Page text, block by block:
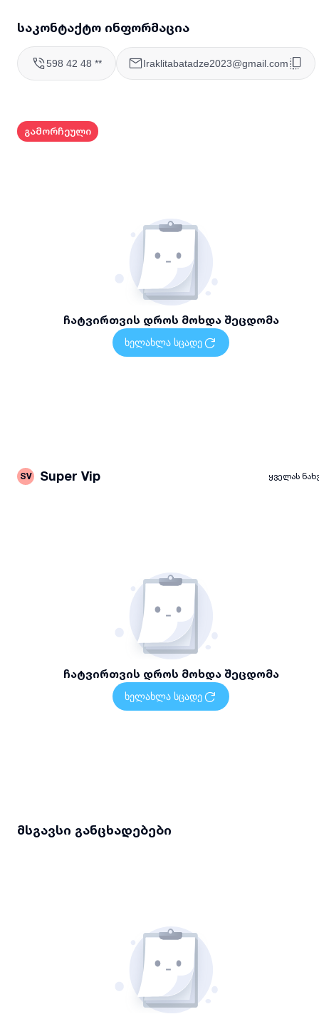
ინდივიდუალური მიდგომა თითოეულ პროექტთან
დასრულებული მასალების ხარისხის გარანტია
მომსახურება ხელმისაწვდომია თბილისში როგორც გარე,
ასევე შიდა სივრცეებში გადაღებისთვის.
საკონტაქტო ინფორმაცია
598 42 48 ** Iraklitabatadze2023@gmail.com
გამორჩეული
ჩატვირთვის დროს მოხდა შეცდომა
ხელახლა სცადე
SV Super Vip ყველას
ჩატვირთვის დროს მოხდა შეცდომა
ხელახლა სცადე
მსგავსი განცხადებები